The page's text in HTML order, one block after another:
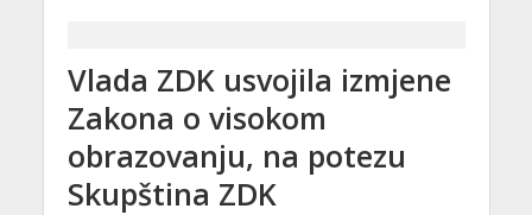
Vlada ZDK usvojila izmjene
Zakona o visokom
obrazovanju, na potezu
Skupština ZDK